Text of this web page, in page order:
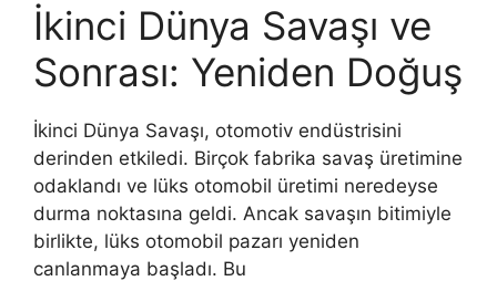
İkinci Dünya Savaşı ve
Sonrası: Yeniden Doğuş
İkinci Dünya Savaşı, otomotiv endüstrisini
derinden etkiledi. Birçok fabrika savaş üretimine
odaklandı ve lüks otomobil üretimi neredeyse
durma noktasına geldi. Ancak savaşın bitimiyle
birlikte, lüks otomobil pazarı yeniden
canlanmaya başladı. Bu